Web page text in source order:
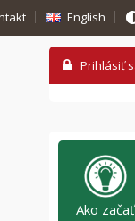
English
Ako začať